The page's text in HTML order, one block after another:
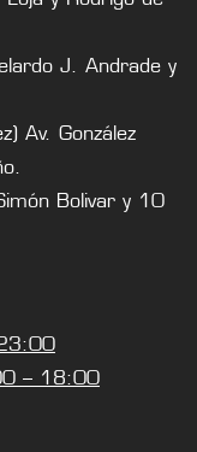
J. Andrade y
Av. González
Bolivar y 10
– 18:00